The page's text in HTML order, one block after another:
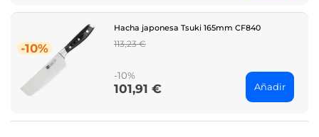
-10%
Hacha japonesa Tsuki 165mm CF840
Regular
113,23 €
-10%
Price
101,91 € Añadir